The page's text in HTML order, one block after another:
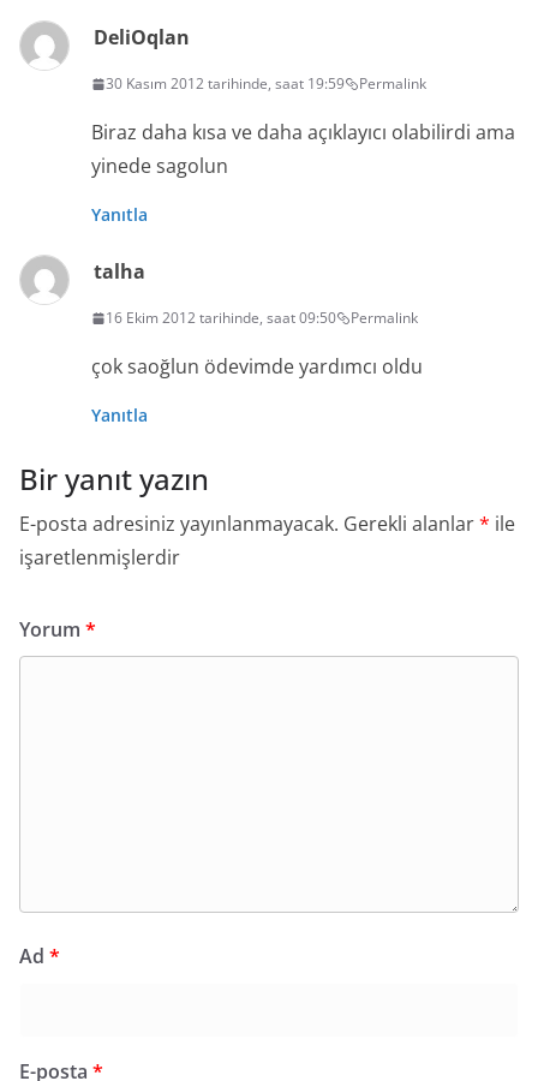
DeliOqlan
30 Kasım 2012 tarihinde, saat 19:59 Permalink
Biraz daha kısa ve daha açıklayıcı olabilirdi ama
yinede sagolun
Yanıtla
talha
16 Ekim 2012 tarihinde, saat 09:50 Permalink
çok saoğlun ödevimde yardımcı oldu
Yanıtla
Bir yanıt yazın
E-posta adresiniz yayınlanmayacak. Gerekli alanlar* ile
işaretlenmişlerdir
Yorum *
Ad *
E-posta *